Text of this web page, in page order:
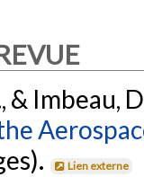
& Imbeau,
Lien externe